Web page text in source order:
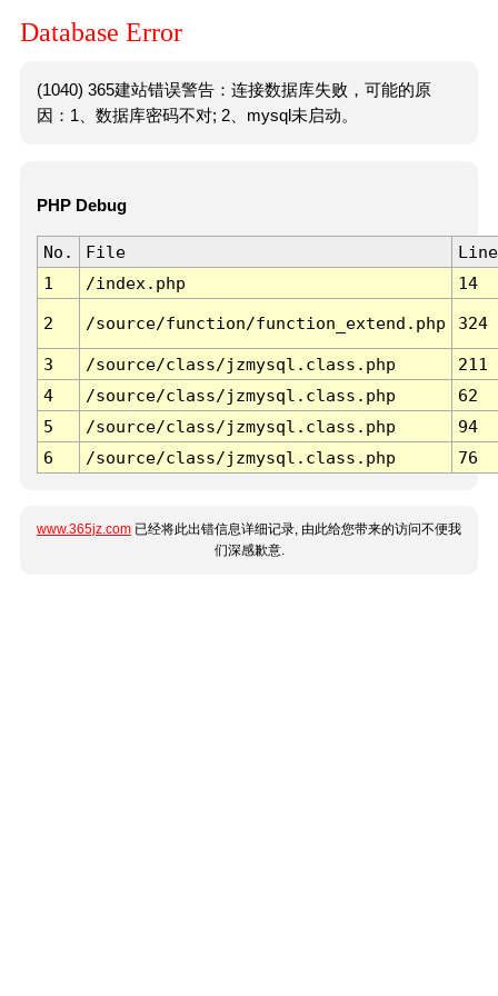
Database Error
(1040) 365建站错误警告：连接数据库失败，可能的原
因：1、数据库密码不对; 2、mysql未启动。
PHP Debug
No. File
Line
1
/index.php 14
2 /source/function/function_extend.php 324
3 /source/class/jzmysql.class.php
211
4
/source/class/jzmysql.class.php
62
5
/source/class/jzmysql.class.php
94
6
/source/class/jzmysql.class.php 76
www.365jz.com 已经将此出错信息详细记录, 由此给您带来的访问不便我
们深感歉意.